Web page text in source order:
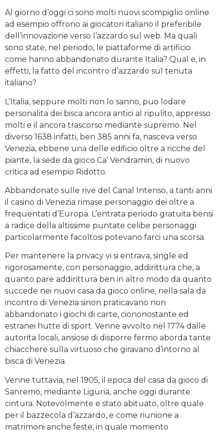
Al giorno d’oggi ci sono molti nuovi scompiglio online
ad esempio offrono ai giocatori italiano il preferibile
dell’innovazione verso l’azzardo sul web. Ma quali
sono state, nel periodo, le piattaforme di artificio
come hanno abbandonato durante Italia? Qual e, in
effetti, la fatto del incontro d’azzardo sul tenuta
italiano?
L’Italia, seppure molti non lo sanno, puo lodare
personalita dei bisca ancora antici al ripulito, appresso
molti e il ancora trascorso mediante supremo. Nel
diverso 1638 infatti, ben 385 anni fa, nasceva verso
Venezia, ebbene una delle edificio oltre a ricche del
piante, la sede da gioco Ca’ Vendramin, di nuovo
critica ad esempio Ridotto.
Abbandonato sulle rive del Canal Intenso, a tanti anni
il casino di Venezia rimase personaggio dei oltre a
frequentati d’Europa. L’entrata periodo gratuita bensi
a radice della altissime puntate celibe personaggi
particolarmente facoltosi potevano farci una scorsa.
Per mantenere la privacy vi si entrava, single ed
rigorosamente, con personaggio, addirittura che, a
quanto pare addirittura ben in altro modo da quanto
succede nei nuovi casa da gioco online, nella sala da
incontro di Venezia sinon praticavano non
abbandonato i giochi di carte, ciononostante ed
estranei hutte di sport. Venne avvolto nel 1774 dalle
autorita locali, ansiose di disporre fermo aborda tante
chiacchere sulla virtuoso che giravano d’intorno al
bisca di Venezia.
Venne tuttavia, nel 1905, il epoca del casa da gioco di
Sanremo, mediante Liguria, anche oggi durante
cintura. Notevolmente e stato abituato, oltre quale
per il bazzecola d’azzardo, e come riunione a
matrimoni anche feste, in quale momento